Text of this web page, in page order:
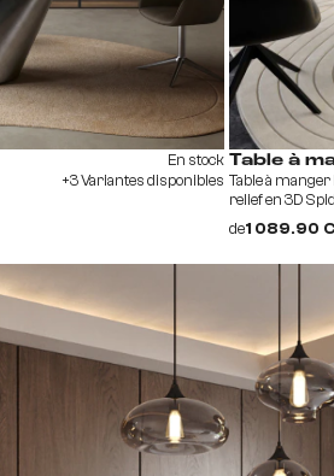
En stock
+3 Variantes disponibles
Table à
Table à
relief en 3D
de1 089.90